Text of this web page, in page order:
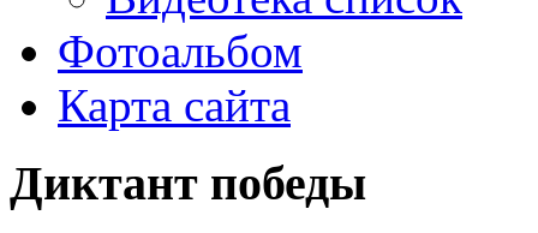
Фотоальбом
Карта сайта
Диктант победы